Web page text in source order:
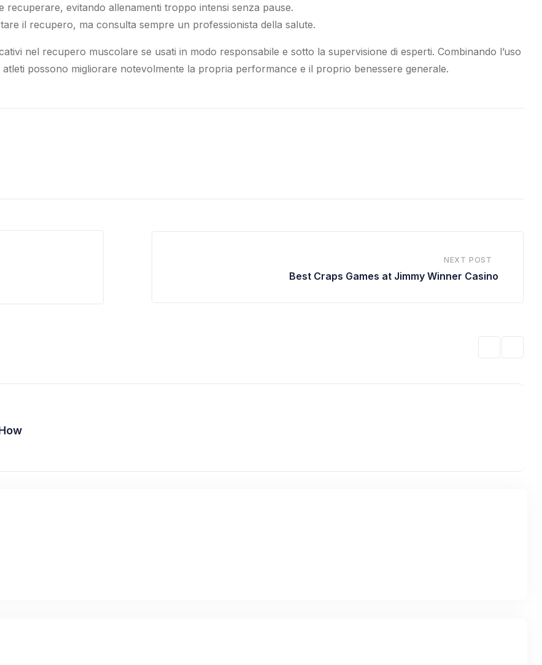
recuperare, evitando allenamenti troppo intensi senza pause.
il recupero, ma consulta sempre un professionista della salute.
nel recupero muscolare se usati in modo responsabile e sotto la supervisione di esperti. Combinando l’uso
possono migliorare notevolmente la propria performance e il proprio benessere generale.
NEXT POST
Best Craps Games at Jimmy Winner Casino